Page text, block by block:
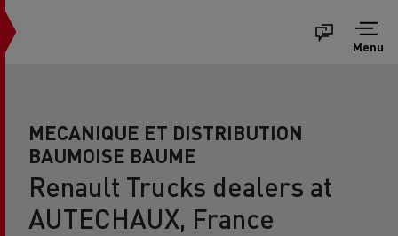
Menu
MECANIQUE ET DISTRIBUTION
BAUMOISE BAUME
Renault Trucks dealers at
AUTECHAUX, France